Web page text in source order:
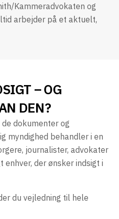
Kammeradvokaten og
arbejder på et aktuelt,
– OG
DEN?
dokumenter og
myndighed behandler i en
journalister, advokater
der ønsker indsigt i
du vejledning til hele